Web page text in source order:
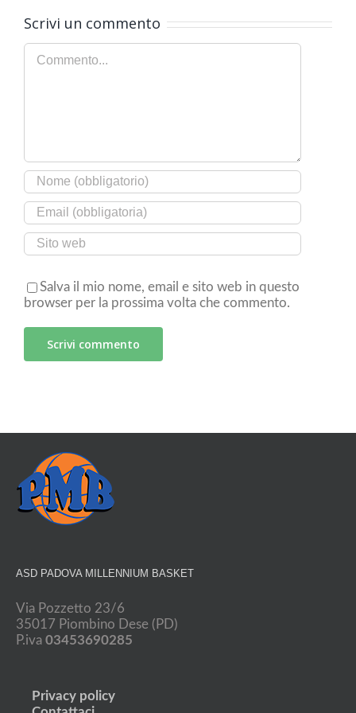
Scrivi un commento
Commento
Salva il mio nome, email e sito web in questo
browser per la prossima volta che commento.
ASD PADOVA MILLENNIUM BASKET
Via Pozzetto 23/6
35017 Piombino Dese (PD)
P.iva 03453690285
Privacy policy